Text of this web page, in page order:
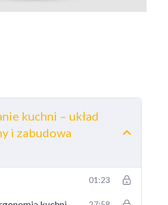
kuchni – układ
i zabudowa
01:23